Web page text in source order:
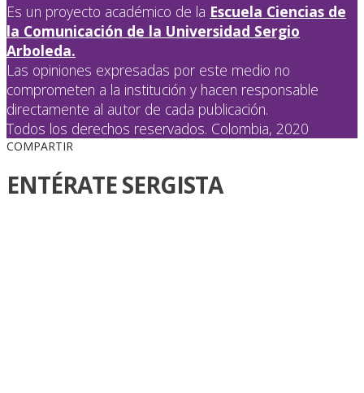
Es un proyecto académico de la Escuela Ciencias de
la Comunicación de la Universidad Sergio
Arboleda.
Las opiniones expresadas por este medio no
comprometen a la institución y hacen responsable
directamente al autor de cada publicación.
Todos los derechos reservados. Colombia, 2020
COMPARTIR
ENTÉRATE SERGISTA